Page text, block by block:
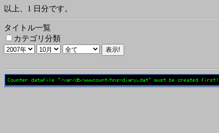
以上、1 日分です。
タイトル一覧
カテゴリ分類